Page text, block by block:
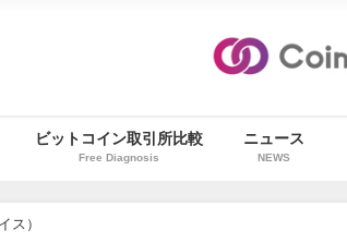
ビットコイン取引所比較
Free Diagnosis
ニュース
NEWS
ス）